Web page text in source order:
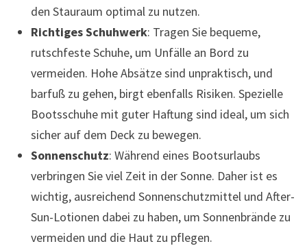
den Stauraum optimal zu nutzen.
Richtiges Schuhwerk: Tragen Sie bequeme,
rutschfeste Schuhe, um Unfälle an Bord zu
vermeiden. Hohe Absätze sind unpraktisch, und
barfuß zu gehen, birgt ebenfalls Risiken. Spezielle
Bootsschuhe mit guter Haftung sind ideal, um sich
sicher auf dem Deck zu bewegen.
Sonnenschutz: Während eines Bootsurlaubs
verbringen Sie viel Zeit in der Sonne. Daher ist es
wichtig, ausreichend Sonnenschutzmittel und After-
Sun-Lotionen dabei zu haben, um Sonnenbrände zu
vermeiden und die Haut zu pflegen.